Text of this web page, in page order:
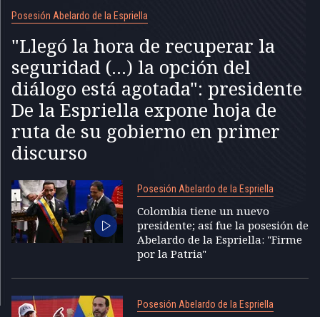
Posesión Abelardo de la Espriella
"Llegó la hora de recuperar la
seguridad (...) la opción del
diálogo está agotada": presidente
De la Espriella expone hoja de
ruta de su gobierno en primer
discurso
Posesión Abelardo de la Espriella
Colombia tiene un nuevo
presidente; así fue la posesión de
Abelardo de la Espriella: "Firme
por la Patria"
Posesión Abelardo de la Espriella